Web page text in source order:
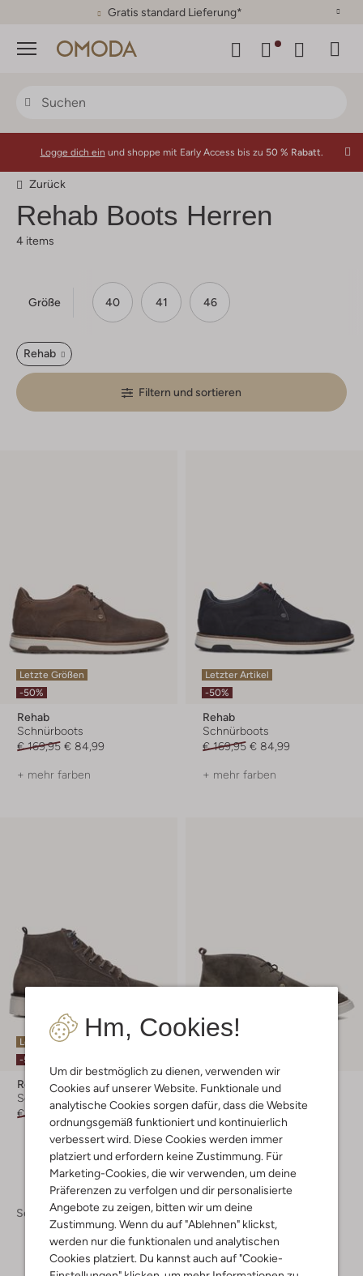
30 Tage Rückgaberecht
Menü
Hm, Cookies!
Um dir bestmöglich zu dienen, verwenden wir
Cookies auf unserer Website. Funktionale und
analytische Cookies sorgen dafür, dass die Website
ordnungsgemäß funktioniert und kontinuierlich
verbessert wird. Diese Cookies werden immer
platziert und erfordern keine Zustimmung. Für
Marketing-Cookies, die wir verwenden, um deine
Präferenzen zu verfolgen und dir personalisierte
Angebote zu zeigen, bitten wir um deine
Zustimmung. Wenn du auf "Ablehnen" klickst,
werden nur die funktionalen und analytischen
Cookies platziert. Du kannst auch auf "Cookie-
Logge dich ein und shoppe mit Early Access bis zu 50 % Rabatt.
Zurück
Rehab Boots Herren
4 items
Größe 40 41 46
Rehab
Filtern und sortieren
Letzte Größen
-50%
Rehab
Schnürboots
€ 169,95 € 84,99
+ mehr farben
Letzter Artikel
-50%
Rehab
Schnürboots
€ 169,95 € 84,99
+ mehr farben
Letzter Artikel
-50%
Rehab
Schnürboots
€ 199,95 € 99,99
Rehab
€ 189,95 € 94,99
Schuhe Boots Boots Herren